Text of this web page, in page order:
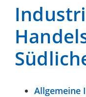
Allgemeine